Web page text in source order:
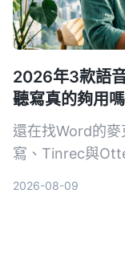
2026年3款語
聽寫真的夠用
還在找Word的
寫、Tinrec與
2026-08-09